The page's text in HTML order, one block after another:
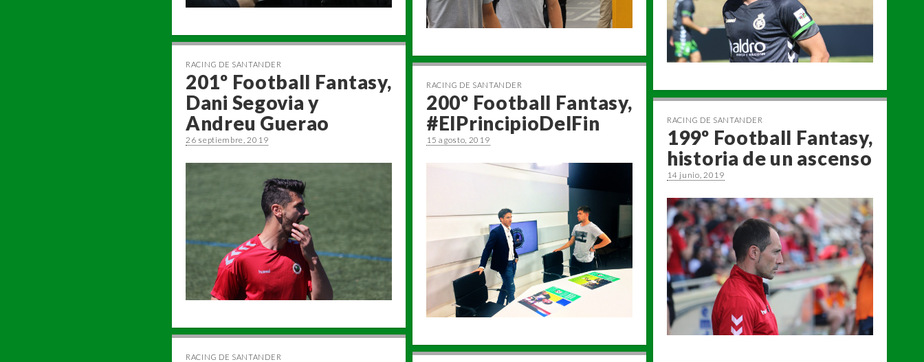
RACING DE SANTANDER
201º Football Fantasy,
Dani Segovia y
Andreu Guerao
26 septiembre, 2019
RACING DE SANTANDER
200º Football Fantasy,
#ElPrincipioDelFin
15 agosto, 2019
RACING DE SANTANDER
199º Football Fantasy,
historia de un ascenso
14 junio, 2019
RACING DE SANTANDER